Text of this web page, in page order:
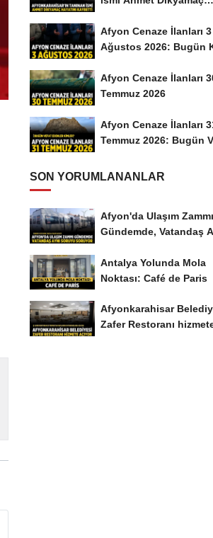
Afyon Cenaze İlanları 3
Ağustos 2026: Bugün
Afyon Cenaze İlanları
Temmuz 2026
Afyon Cenaze İlanları
Temmuz 2026: Bugün
SON YORUMLANANLAR
Afyon'da Ulaşım Zammı
Gündemde, Vatandaş
Antalya Yolunda Mola
Noktası: Café de Paris
Afyonkarahisar
Zafer Restoranı